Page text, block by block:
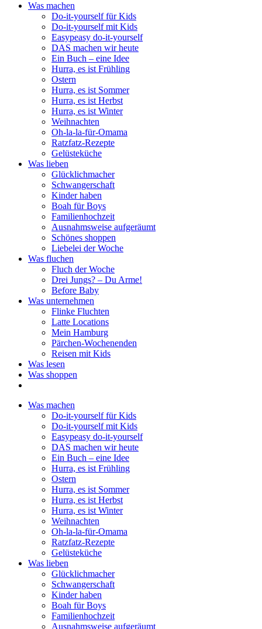
Was machen
Do-it-yourself für Kids
Do-it-yourself mit Kids
Easypeasy do-it-yourself
DAS machen wir heute
Ein Buch – eine Idee
Hurra, es ist Frühling
Ostern
Hurra, es ist Sommer
Hurra, es ist Herbst
Hurra, es ist Winter
Weihnachten
Oh-la-la-für-Omama
Ratzfatz-Rezepte
Gelüsteküche
Was lieben
Glücklichmacher
Schwangerschaft
Kinder haben
Boah für Boys
Familienhochzeit
Ausnahmsweise aufgeräumt
Schönes shoppen
Liebelei der Woche
Was fluchen
Fluch der Woche
Drei Jungs? – Du Arme!
Before Baby
Was unternehmen
Flinke Fluchten
Latte Locations
Mein Hamburg
Pärchen-Wochenenden
Reisen mit Kids
Was lesen
Was shoppen
Was machen
Do-it-yourself für Kids
Do-it-yourself mit Kids
Easypeasy do-it-yourself
DAS machen wir heute
Ein Buch – eine Idee
Hurra, es ist Frühling
Ostern
Hurra, es ist Sommer
Hurra, es ist Herbst
Hurra, es ist Winter
Weihnachten
Oh-la-la-für-Omama
Ratzfatz-Rezepte
Gelüsteküche
Was lieben
Glücklichmacher
Schwangerschaft
Kinder haben
Boah für Boys
Familienhochzeit
Ausnahmsweise aufgeräumt